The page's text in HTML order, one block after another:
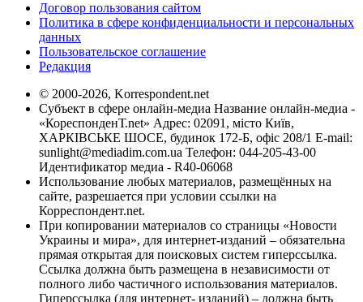
Договор пользования сайтом
Политика в сфере конфиденциальности и персональных
данных
Пользовательское соглашение
Редакция
© 2000-2026, Korrespondent.net
Субъект в сфере онлайн-медиа Название онлайн-медиа -
«КореспонденТ.net» Адрес: 02091, місто Київ,
ХАРКІВСЬКЕ ШОСЕ, будинок 172-Б, офіс 208/1 E-mail:
sunlight@mediadim.com.ua Телефон: 044-205-43-00
Идентификатор медиа - R40-06068
Использование любых материалов, размещённых на
сайте, разрешается при условии ссылки на
Корреспондент.net.
При копировании материалов со страницы «Новости
Украины и мира», для интернет-изданий – обязательна
прямая открытая для поисковых систем гиперссылка.
Ссылка должна быть размещена в независимости от
полного либо частичного использования материалов.
Гиперссылка (для интернет- изданий) – должна быть